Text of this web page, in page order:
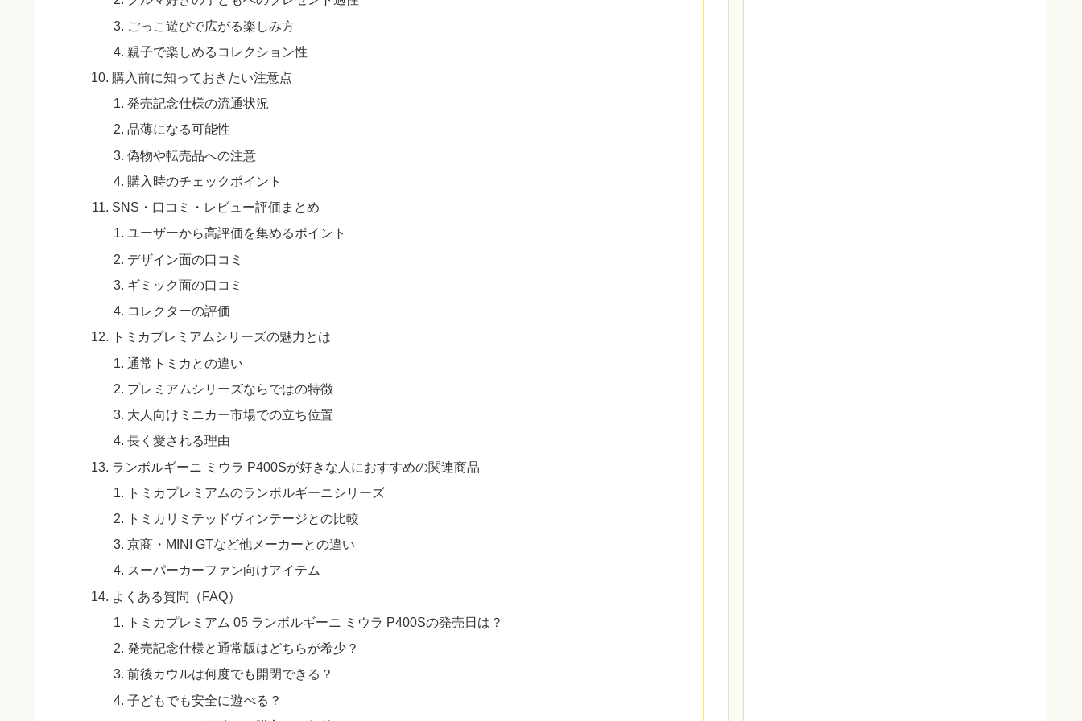
ごっこ遊びで広がる楽しみ方
親子で楽しめるコレクション性
購入前に知っておきたい注意点
発売記念仕様の流通状況
品薄になる可能性
偽物や転売品への注意
購入時のチェックポイント
SNS・口コミ・レビュー評価まとめ
ユーザーから高評価を集めるポイント
デザイン面の口コミ
ギミック面の口コミ
コレクターの評価
トミカプレミアムシリーズの魅力とは
通常トミカとの違い
プレミアムシリーズならではの特徴
大人向けミニカー市場での立ち位置
長く愛される理由
ランボルギーニ ミウラ P400Sが好きな人におすすめの関連商品
トミカプレミアムのランボルギーニシリーズ
トミカリミテッドヴィンテージとの比較
京商・MINI GTなど他メーカーとの違い
スーパーカーファン向けアイテム
よくある質問（FAQ）
トミカプレミアム 05 ランボルギーニ ミウラ P400Sの発売日は？
発売記念仕様と通常版はどちらが希少？
前後カウルは何度でも開閉できる？
子どもでも安全に遊べる？